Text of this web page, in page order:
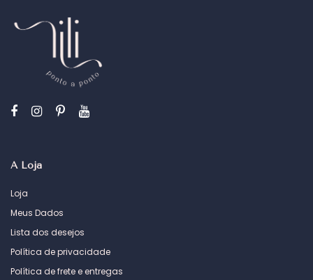
A Loja
Loja
Meus Dados
Lista dos desejos
Política de privacidade
Política de frete e entregas